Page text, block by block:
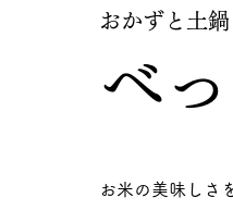
おかずと土
べ
お米の美味しさ